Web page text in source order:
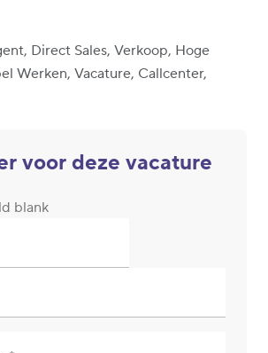
Direct Sales, Verkoop, Hoge
Werken, Vacature, Callcenter,
voor deze vacature
blank